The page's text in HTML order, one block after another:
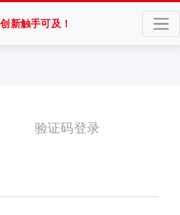
新触手可及！
验证码登录